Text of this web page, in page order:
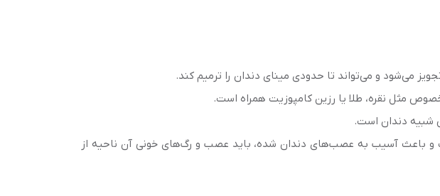
می‌شود و می‌تواند تا حدودی مینای دندان را ترمیم کند.
مثل نقره، طلا یا رزین کامپوزیت همراه است.
شبیه دندان است.
باعث آسیب به عصب‌های دندان شده، باید عصب و رگ‌های خونی آن ناحیه از